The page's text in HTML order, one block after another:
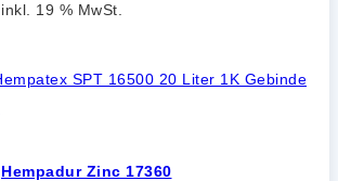
inkl. 19 % MwSt.
Hempadur Zinc 17360